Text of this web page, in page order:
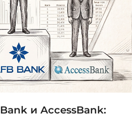
и AccessBank: